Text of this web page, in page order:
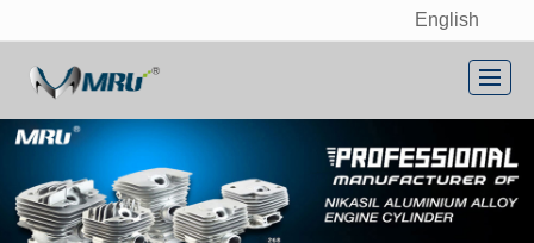
很遗憾，因您的浏览器版本过低导致无法获得最佳浏览体验，推荐下载安装谷歌浏览器！
English
首页
关于我们
产品展示